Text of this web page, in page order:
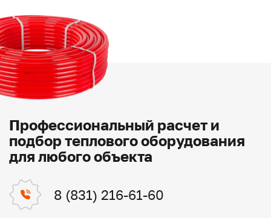
Профессиональный расчет и
подбор теплового оборудования
для любого объекта
8 (831) 216-61-60